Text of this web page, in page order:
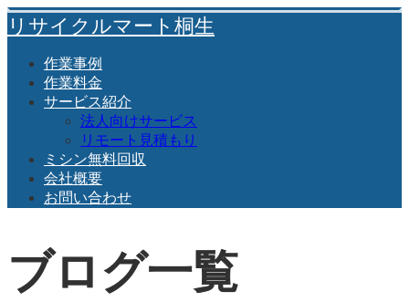
リサイクルマート桐生
作業事例
作業料金
サービス紹介
法人向けサービス
リモート見積もり
ミシン無料回収
会社概要
お問い合わせ
ブログ一覧